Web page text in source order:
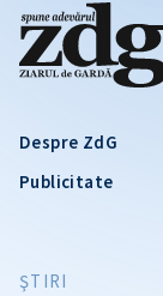
Despre ZdG
Publicitate
ŞTIRI